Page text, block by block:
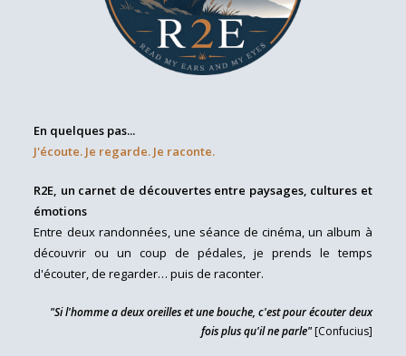
En quelques pas...
J'écoute. Je regarde. Je raconte.
R2E, un carnet de découvertes entre paysages, cultures et
émotions
Entre deux randonnées, une séance de cinéma, un album à
découvrir ou un coup de pédales, je prends le temps
d'écouter, de regarder… puis de raconter.
"Si l'homme a deux oreilles et une bouche, c'est pour écouter deux
fois plus qu'il ne parle"[Confucius]